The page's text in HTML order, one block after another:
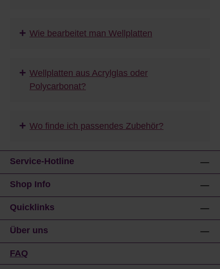
+ Wie bearbeitet man Wellplatten
+ Wellplatten aus Acrylglas oder
Polycarbonat?
+ Wo finde ich passendes Zubehör?
Service-Hotline
Shop Info
Quicklinks
Über uns
FAQ